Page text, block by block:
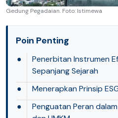
Gedung Pegadaian. Foto: Istimewa
Poin Penting
●
Penerbitan Instrumen
Sepanjang Sejarah
●
Menerapkan Prinsip
●
Penguatan Peran